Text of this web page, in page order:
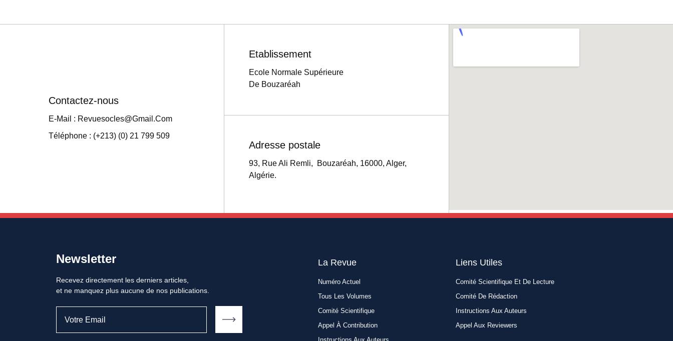
Contactez-nous
E-Mail : Revuesocles@gmail.com
Téléphone : (+213) (0) 21 799 509
Etablissement
Ecole Normale Supérieure
De Bouzaréah
Adresse postale
93, Rue Ali Remli, Bouzaréah, 16000, Alger,
Algérie.
Newsletter
Recevez directement les derniers articles,
et ne manquez plus aucune de nos publications.
La Revue
Numéro Actuel
Tous Les Volumes
Comité Scientifique
Appel À Contribution
Liens Utiles​
Comité Scientifique Et De Lecture
Comité De Rédaction
Instructions Aux Auteurs
Appel Aux Reviewers